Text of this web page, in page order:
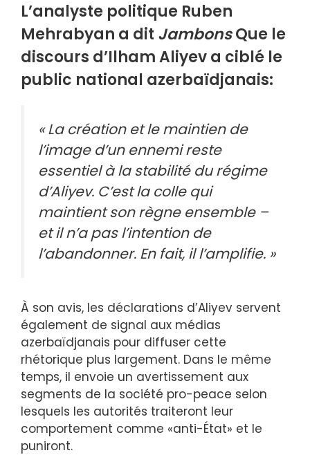
L’analyste politique Ruben
Mehrabyan a dit JambonsQue le
discours d’Ilham Aliyev a ciblé le
public national azerbaïdjanais:
« La création et le maintien de
l’image d’un ennemi reste
essentiel à la stabilité du régime
d’Aliyev. C’est la colle qui
maintient son règne ensemble –
et il n’a pas l’intention de
l’abandonner. En fait, il l’amplifie. »
À son avis, les déclarations d’Aliyev servent
également de signal aux médias
azerbaïdjanais pour diffuser cette
rhétorique plus largement. Dans le même
temps, il envoie un avertissement aux
segments de la société pro-peace selon
lesquels les autorités traiteront leur
comportement comme «anti-État» et le
puniront.